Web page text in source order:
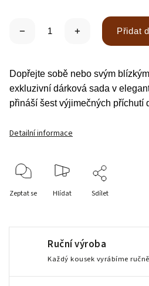
Přidat
Dopřejte sobě nebo svým
exkluzivní dárková sada v
přináší šest výjimečných příchutí
Detailní informace
Zeptat se Hlídat Sdílet
Ruční výroba
Každý kousek vyrábíme